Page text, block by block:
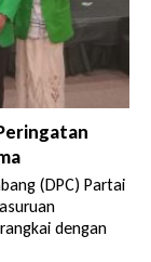
(DPC) Partai
dengan